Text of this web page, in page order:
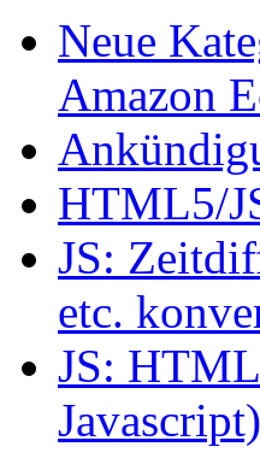
Neue
Amazon
HTML5/
JS:
etc.
JS:
Javascript)